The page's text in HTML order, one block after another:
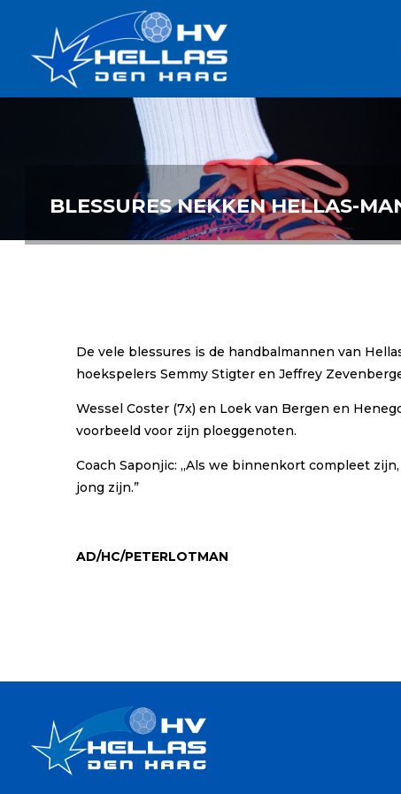
AMBITIE
BLESSURES NEKKEN HELLAS-
De vele blessures is de handbalmannen van
hoekspelers Semmy Stigter en Jeffrey
Wessel Coster (7x) en Loek van Bergen en
voorbeeld voor zijn ploeggenoten.
Coach Saponjic: ,,Als we binnenkort compleet
jong zijn.”
AD/HC/PETERLOTMAN